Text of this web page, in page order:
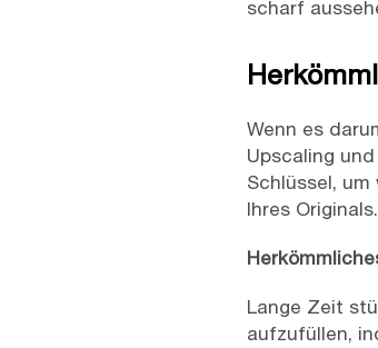
scharf
Wenn es
Upscaling
Schlüssel,
Ihres Originals.
Lange Zeit
aufzufüllen,